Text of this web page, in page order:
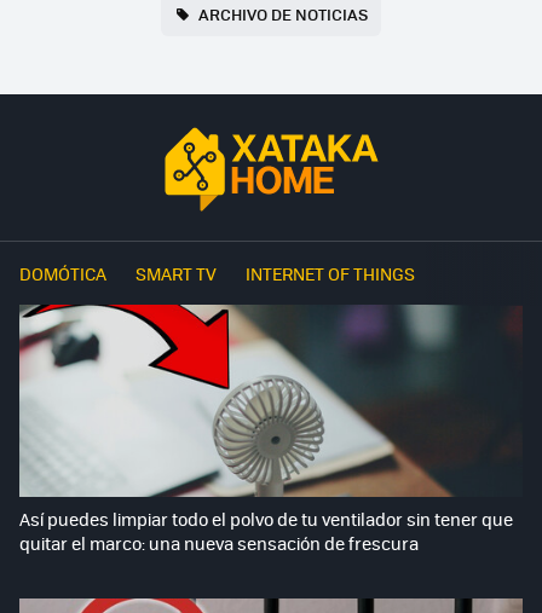
ARCHIVO DE NOTICIAS
DOMÓTICA SMART TV INTERNET OF THINGS
Así puedes limpiar todo el polvo de tu ventilador sin tener que
quitar el marco: una nueva sensación de frescura